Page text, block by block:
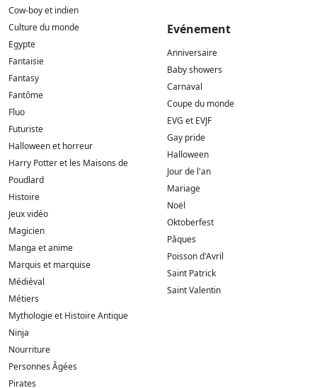
Cow-boy et indien
Culture du monde
Egypte
Fantaisie
Fantasy
Fantôme
Fluo
Futuriste
Halloween et horreur
Harry Potter et les Maisons de
Poudlard
Histoire
Jeux vidéo
Magicien
Manga et anime
Marquis et marquise
Médiéval
Métiers
Mythologie et Histoire Antique
Ninja
Nourriture
Personnes Âgées
Pirates
Evénement
Anniversaire
Baby showers
Carnaval
Coupe du monde
EVG et EVJF
Gay pride
Halloween
Jour de l'an
Mariage
Noël
Oktoberfest
Pâques
Poisson d'Avril
Saint Patrick
Saint Valentin